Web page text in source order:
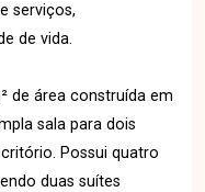
serviços,
de vida.
de área construída em
sala para dois
Possui quatro
duas suítes